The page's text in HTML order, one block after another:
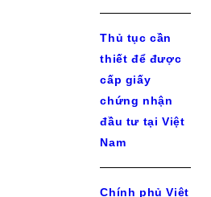
Thủ tục cần
thiết để được
cấp giấy
chứng nhận
đầu tư tại Việt
Nam
Chính phủ Việt